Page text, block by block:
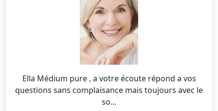
Ella Médium pure , a votre écoute répond a vos
questions sans complaisance mais toujours avec le
so...